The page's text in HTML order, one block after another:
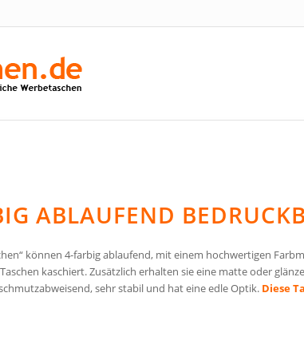
ABLAUFEND
können 4-farbig ablaufend, mit einem hochwertigen
kaschiert. Zusätzlich erhalten sie eine matte oder
sehr stabil und hat eine edle Optik. Diese